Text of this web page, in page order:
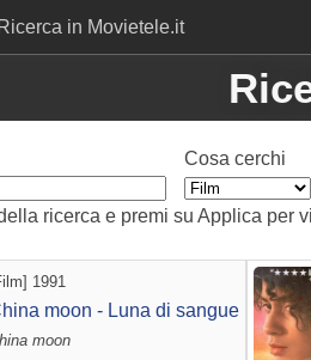
Ricerca in Movietele.it
Cosa cerchi
ricerca e premi su Applica per
1991
moon - Luna di sangue
moon